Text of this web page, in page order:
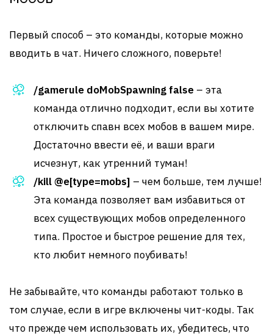
Первый способ – это команды, которые можно
вводить в чат. Ничего сложного, поверьте!
/gamerule doMobSpawning false – эта
команда отлично подходит, если вы хотите
отключить спавн всех мобов в вашем мире.
Достаточно ввести её, и ваши враги
исчезнут, как утренний туман!
/kill @e[type=mobs] – чем больше, тем лучше!
Эта команда позволяет вам избавиться от
всех существующих мобов определенного
типа. Простое и быстрое решение для тех,
кто любит немного поубивать!
Не забывайте, что команды работают только в
том случае, если в игре включены чит-коды. Так
что прежде чем использовать их, убедитесь, что